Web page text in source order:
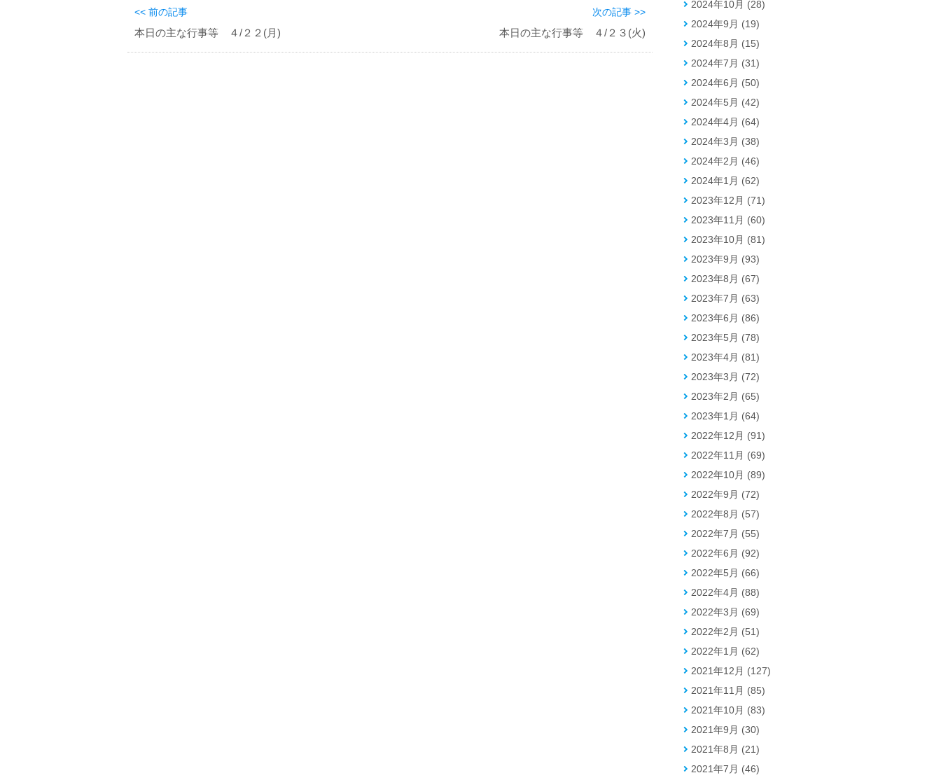
<< 前の記事
本日の主な行事等 ４/２２(月)
次の記事 >>
本日の主な行事等 ４/２３(火)
2024年10月 (28)
2024年9月 (19)
2024年8月 (15)
2024年7月 (31)
2024年6月 (50)
2024年5月 (42)
2024年4月 (64)
2024年3月 (38)
2024年2月 (46)
2024年1月 (62)
2023年12月 (71)
2023年11月 (60)
2023年10月 (81)
2023年9月 (93)
2023年8月 (67)
2023年7月 (63)
2023年6月 (86)
2023年5月 (78)
2023年4月 (81)
2023年3月 (72)
2023年2月 (65)
2023年1月 (64)
2022年12月 (91)
2022年11月 (69)
2022年10月 (89)
2022年9月 (72)
2022年8月 (57)
2022年7月 (55)
2022年6月 (92)
2022年5月 (66)
2022年4月 (88)
2022年3月 (69)
2022年2月 (51)
2022年1月 (62)
2021年12月 (127)
2021年11月 (85)
2021年10月 (83)
2021年9月 (30)
2021年8月 (21)
2021年7月 (46)